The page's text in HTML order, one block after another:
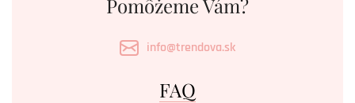
Pomôžeme Vám?
info@trendova.sk
FAQ